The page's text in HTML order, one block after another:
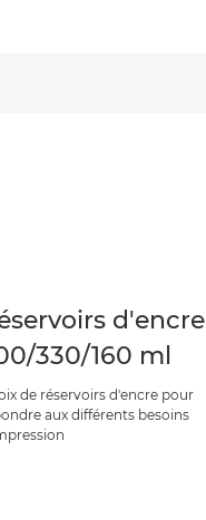
d'encre
330/160 ml
de réservoirs d'encre pour
aux différents besoins